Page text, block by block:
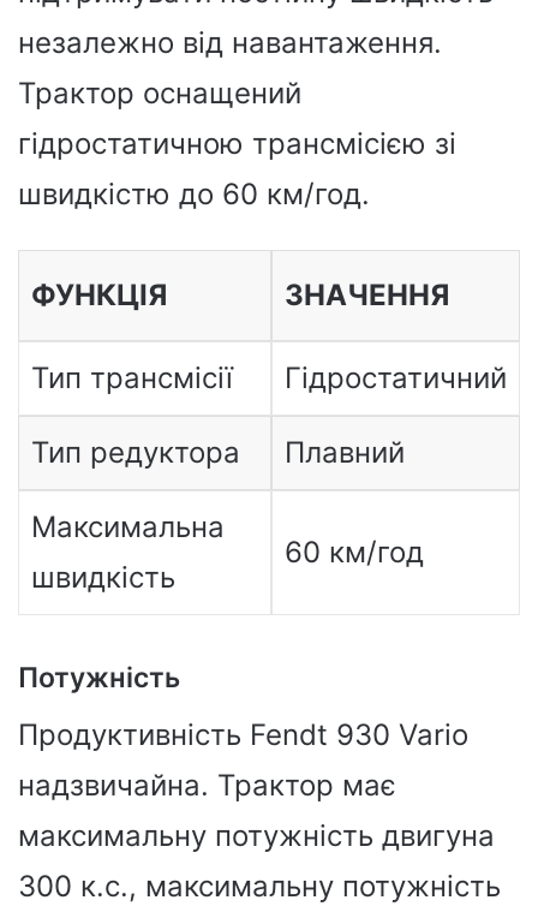
незалежно від навантаження.
Трактор оснащений
гідростатичною трансмісією зі
швидкістю до 60 км/год.
ФУНКЦІЯ ЗНАЧЕННЯ
Тип трансмісії Гідростатичний
Тип редуктора Плавний
Максимальна
швидкість
60 км/год
Потужність
Продуктивність Fendt 930 Vario
надзвичайна. Трактор має
максимальну потужність двигуна
300 к.с., максимальну потужність